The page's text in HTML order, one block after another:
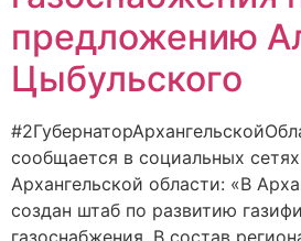
предложению
Цыбульского
сообщается в социальных
Архангельской области: «В
создан штаб по развитию
газоснабжения. В состав